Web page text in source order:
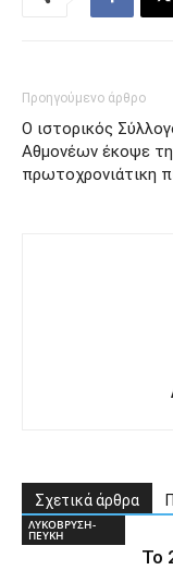
Προηγούμενο άρθρο
Ο ιστορικός
Αθμονέων έκοψε
πρωτοχρονιάτικη
Σχετικά άρθρα
ΛΥΚΟΒΡΥΣΗ-
ΠΕΥΚΗ
Το